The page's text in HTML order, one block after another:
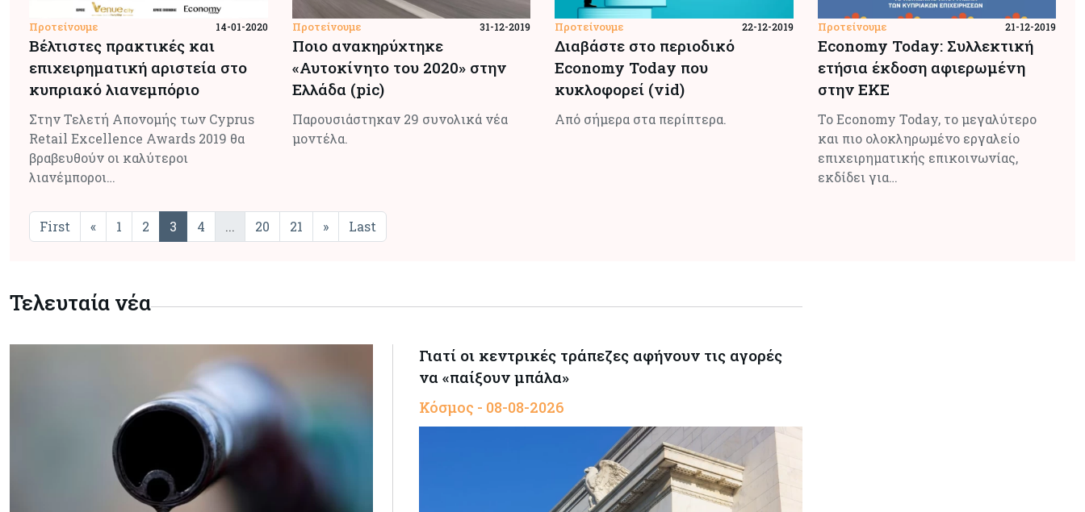
Προτείνουμε 14-01-2020
Βέλτιστες πρακτικές και
επιχειρηματική αριστεία στο
κυπριακό λιανεμπόριο
Στην Τελετή Απονομής των Cyprus
Retail Excellence Awards 2019 θα
βραβευθούν οι καλύτεροι
λιανέμποροι…
Προτείνουμε 31-12-2019
Ποιο ανακηρύχτηκε
«Αυτοκίνητο του 2020» στην
Ελλάδα (pic)
Παρουσιάστηκαν 29 συνολικά νέα
μοντέλα.
Προτείνουμε 22-12-2019
Διαβάστε στο περιοδικό
Economy Today που
κυκλοφορεί (vid)
Από σήμερα στα περίπτερα.
Προτείνουμε 21-12-2019
Economy Today: Συλλεκτική
ετήσια έκδοση αφιερωμένη
στην ΕΚΕ
Το Economy Today, το μεγαλύτερο
και πιο ολοκληρωμένο εργαλείο
επιχειρηματικής επικοινωνίας,
εκδίδει για…
First « 1 2 3 4 ... 20 21 » Last
Τελευταία νέα
Γιατί οι κεντρικές τράπεζες αφήνουν τις αγορές
να «παίξουν μπάλα»
Κόσμος - 08-08-2026